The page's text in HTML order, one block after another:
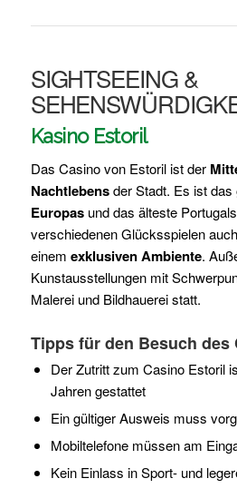
SIGHTSEEING &
Kasino Estoril
Das Casino von Estoril ist der
Nachtlebensder Stadt. Es ist das
Europasund das älteste
verschiedenen Glücksspielen
einem exklusiven Ambiente.
Kunstausstellungen mit
Malerei und Bildhauerei statt.
Tipps für den Besuch des
Der Zutritt zum Casino Estoril
Jahren gestattet
Ein gültiger Ausweis muss
Mobiltelefone müssen am
Kein Einlass in Sport- und